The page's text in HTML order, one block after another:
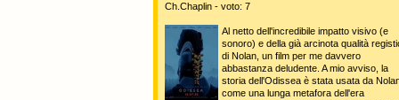
Ch.Chaplin - voto: 7
Al netto dell'incredibile impatto visivo (e
sonoro) e della già arcinota qualità
di Nolan, un film per me davvero
abbastanza deludente. A mio avviso, la
storia dell'Odissea è stata usata da
come una lunga metafora dell'era